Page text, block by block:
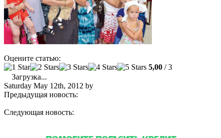
Оцените статью:
5,00 / 3
Загрузка...
Saturday May 12th, 2012 by
Предыдущая новость:
Следующая новость: